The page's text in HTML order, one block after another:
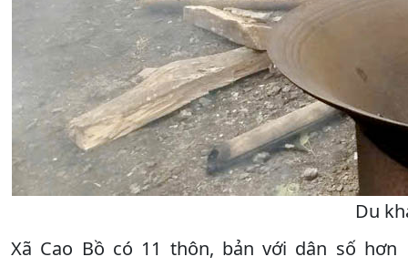
Du
Xã Cao Bồ có 11 thôn, bản với dân số hơn